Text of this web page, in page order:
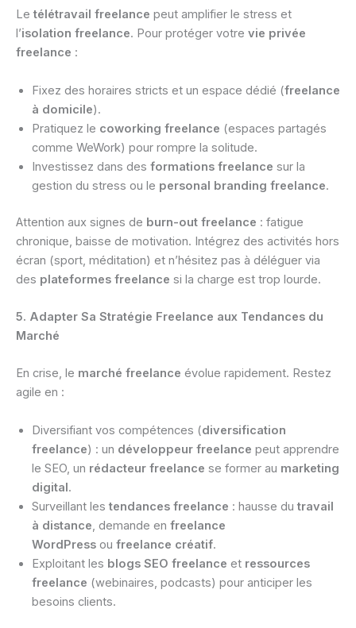
Le télétravail freelance peut amplifier le stress et
l’isolation freelance. Pour protéger votre vie privée
freelance :
Fixez des horaires stricts et un espace dédié (freelance
à domicile).
Pratiquez le coworking freelance (espaces partagés
comme WeWork) pour rompre la solitude.
Investissez dans des formations freelance sur la
gestion du stress ou le personal branding freelance.
Attention aux signes de burn-out freelance : fatigue
chronique, baisse de motivation. Intégrez des activités hors
écran (sport, méditation) et n’hésitez pas à déléguer via
des plateformes freelance si la charge est trop lourde.
5. Adapter Sa Stratégie Freelance aux Tendances du
Marché
En crise, le marché freelance évolue rapidement. Restez
agile en :
Diversifiant vos compétences (diversification
freelance) : un développeur freelance peut apprendre
le SEO, un rédacteur freelance se former au marketing
digital.
Surveillant les tendances freelance : hausse du travail
à distance, demande en freelance
WordPress ou freelance créatif.
Exploitant les blogs SEO freelance et ressources
freelance (webinaires, podcasts) pour anticiper les
besoins clients.